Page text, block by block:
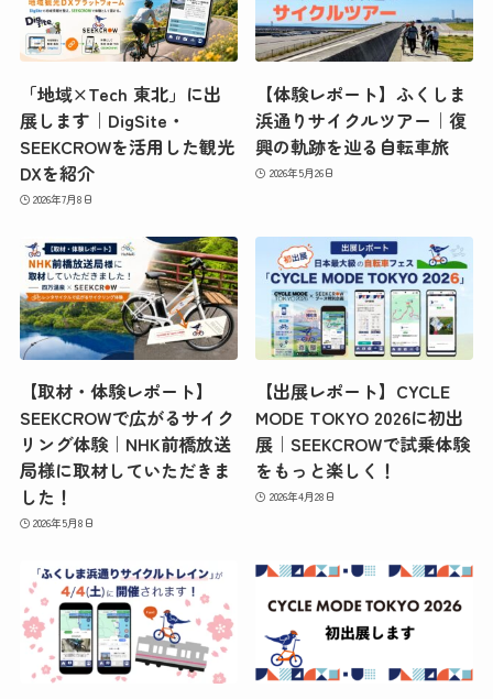
「地域×Tech 東北」に出
展します｜DigSite・
SEEKCROWを活用した観光
DXを紹介
2026年7月8日
【体験レポート】ふくしま
浜通りサイクルツアー｜復
興の軌跡を辿る自転車旅
2026年5月26日
【取材・体験レポート】
SEEKCROWで広がるサイク
リング体験｜NHK前橋放送
局様に取材していただきま
した！
2026年5月8日
【出展レポート】CYCLE
MODE TOKYO 2026に初出
展｜SEEKCROWで試乗体験
をもっと楽しく！
2026年4月28日